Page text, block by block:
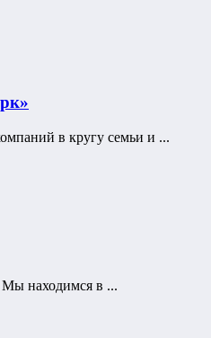
в кругу семьи и ...
Мы находимся в ...